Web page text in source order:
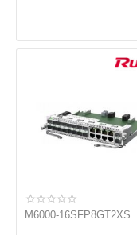
M6000-16SFP8GT2XS